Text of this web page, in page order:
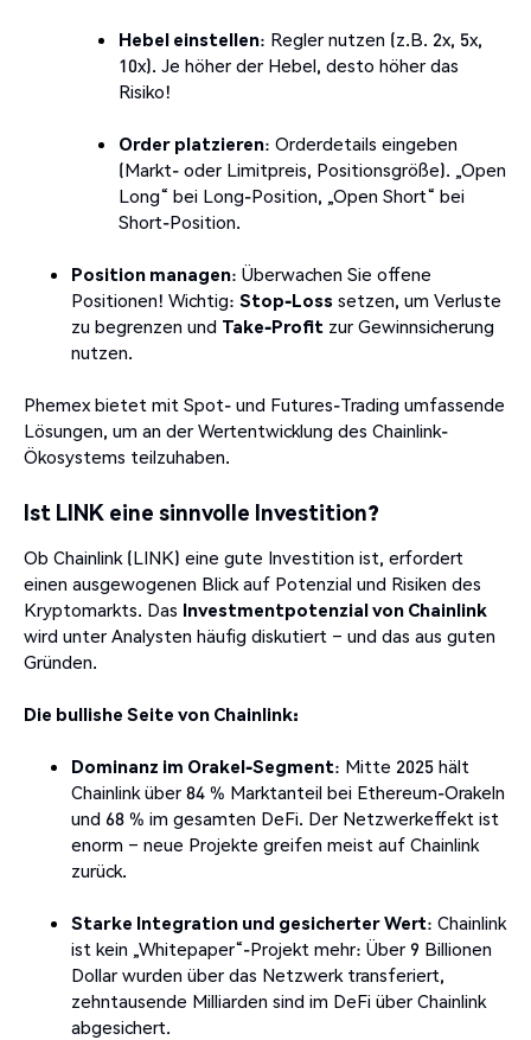
Hebel einstellen: Regler nutzen (z.B. 2x, 5x,
10x). Je höher der Hebel, desto höher das
Risiko!
Order platzieren: Orderdetails eingeben
(Markt- oder Limitpreis, Positionsgröße). „Open
Long“ bei Long-Position, „Open Short“ bei
Short-Position.
Position managen: Überwachen Sie offene
Positionen! Wichtig: Stop-Loss setzen, um Verluste
zu begrenzen und Take-Profit zur Gewinnsicherung
nutzen.
Phemex bietet mit Spot- und Futures-Trading umfassende
Lösungen, um an der Wertentwicklung des Chainlink-
Ökosystems teilzuhaben.
Ist LINK eine sinnvolle Investition?
Ob Chainlink (LINK) eine gute Investition ist, erfordert
einen ausgewogenen Blick auf Potenzial und Risiken des
Kryptomarkts. Das Investmentpotenzial von Chainlink
wird unter Analysten häufig diskutiert – und das aus guten
Gründen.
Die bullishe Seite von Chainlink:
Dominanz im Orakel-Segment: Mitte 2025 hält
Chainlink über 84 % Marktanteil bei Ethereum-Orakeln
und 68 % im gesamten DeFi. Der Netzwerkeffekt ist
enorm – neue Projekte greifen meist auf Chainlink
zurück.
Starke Integration und gesicherter Wert: Chainlink
ist kein „Whitepaper“-Projekt mehr: Über 9 Billionen
Dollar wurden über das Netzwerk transferiert,
zehntausende Milliarden sind im DeFi über Chainlink
abgesichert.